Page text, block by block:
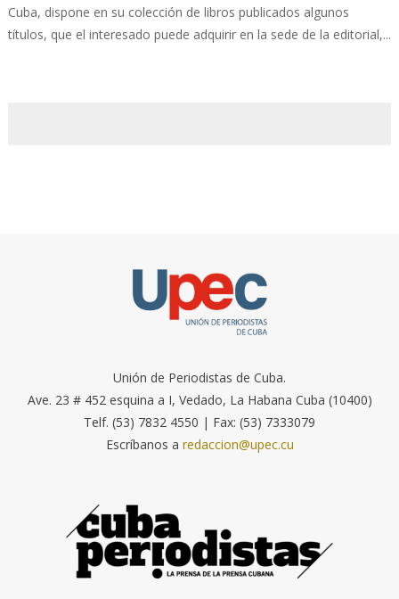
Cuba, dispone en su colección de libros publicados algunos
títulos, que el interesado puede adquirir en la sede de la editorial,...
Unión de Periodistas de Cuba.
Ave. 23 # 452 esquina a I, Vedado, La Habana Cuba (10400)
Telf. (53) 7832 4550 | Fax: (53) 7333079
Escríbanos a redaccion@upec.cu